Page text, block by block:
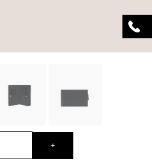
+
удобную организацию
который отлично
из коллекции.